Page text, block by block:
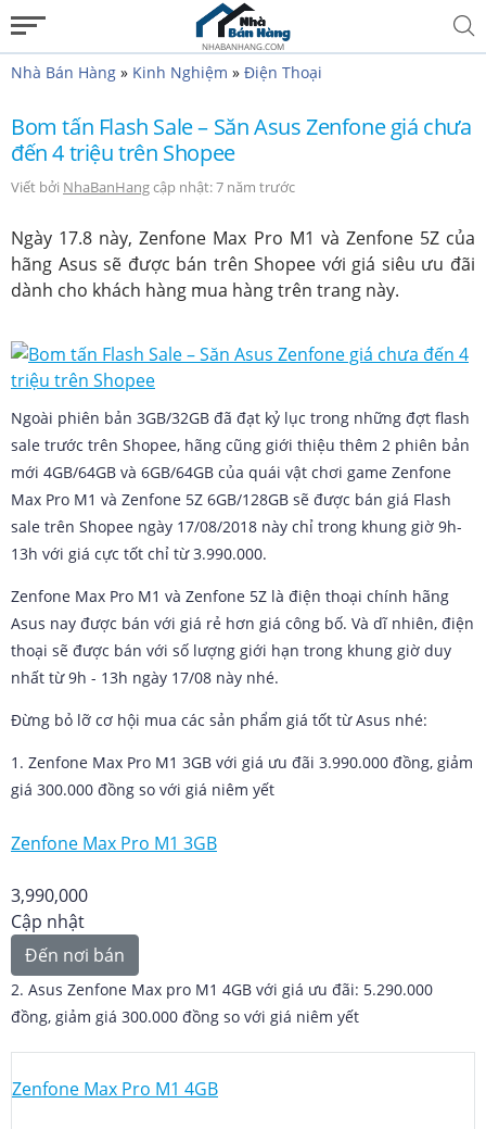
NHABANHANG.COM
Nhà Bán Hàng » Kinh Nghiệm » Điện Thoại
Bom tấn Flash Sale – Săn Asus Zenfone giá chưa
đến 4 triệu trên Shopee
Viết bởi NhaBanHangcập nhật: 7 năm trước
Ngày 17.8 này, Zenfone Max Pro M1 và ​Zenfone 5Z​ của
hãng Asus sẽ được bán trên Shopee với giá siêu ưu đãi
dành cho khách hàng mua hàng trên trang này.
Ngoài phiên bản 3GB/32GB đã đạt kỷ lục trong những đợt flash
sale trước trên Shopee, hãng cũng giới thiệu thêm 2 phiên bản
mới 4GB/64GB và 6GB/64GB của quái vật chơi game Zenfone
Max Pro M1 và Zenfone 5Z 6GB/128GB sẽ được bán giá Flash
sale trên Shopee ngày 17/08/2018 này chỉ trong khung giờ 9h-
13h với giá cực tốt chỉ từ 3.990.000.
Zenfone Max Pro M1 và Zenfone 5Z là điện thoại chính hãng
Asus nay được bán với giá rẻ hơn giá công bố. Và dĩ nhiên, điện
thoại sẽ được bán với số lượng giới hạn trong khung giờ duy
nhất từ 9h - 13h ngày 17/08 này nhé.
Đừng bỏ lỡ cơ hội mua các sản phẩm giá tốt từ Asus nhé:
1. Zenfone Max Pro M1 3GB với giá ưu đãi 3.990.000 đồng, giảm
giá 300.000 đồng so với giá niêm yết
Zenfone Max Pro M1 3GB
3,990,000
Cập nhật
Đến nơi bán
2. Asus Zenfone Max pro M1 4GB với giá ưu đãi: 5.290.000
đồng, giảm giá 300.000 đồng so với giá niêm yết
Zenfone Max Pro M1 4GB